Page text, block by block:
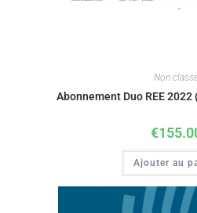
Non
Abonnement Duo REE
€
Ajouter au